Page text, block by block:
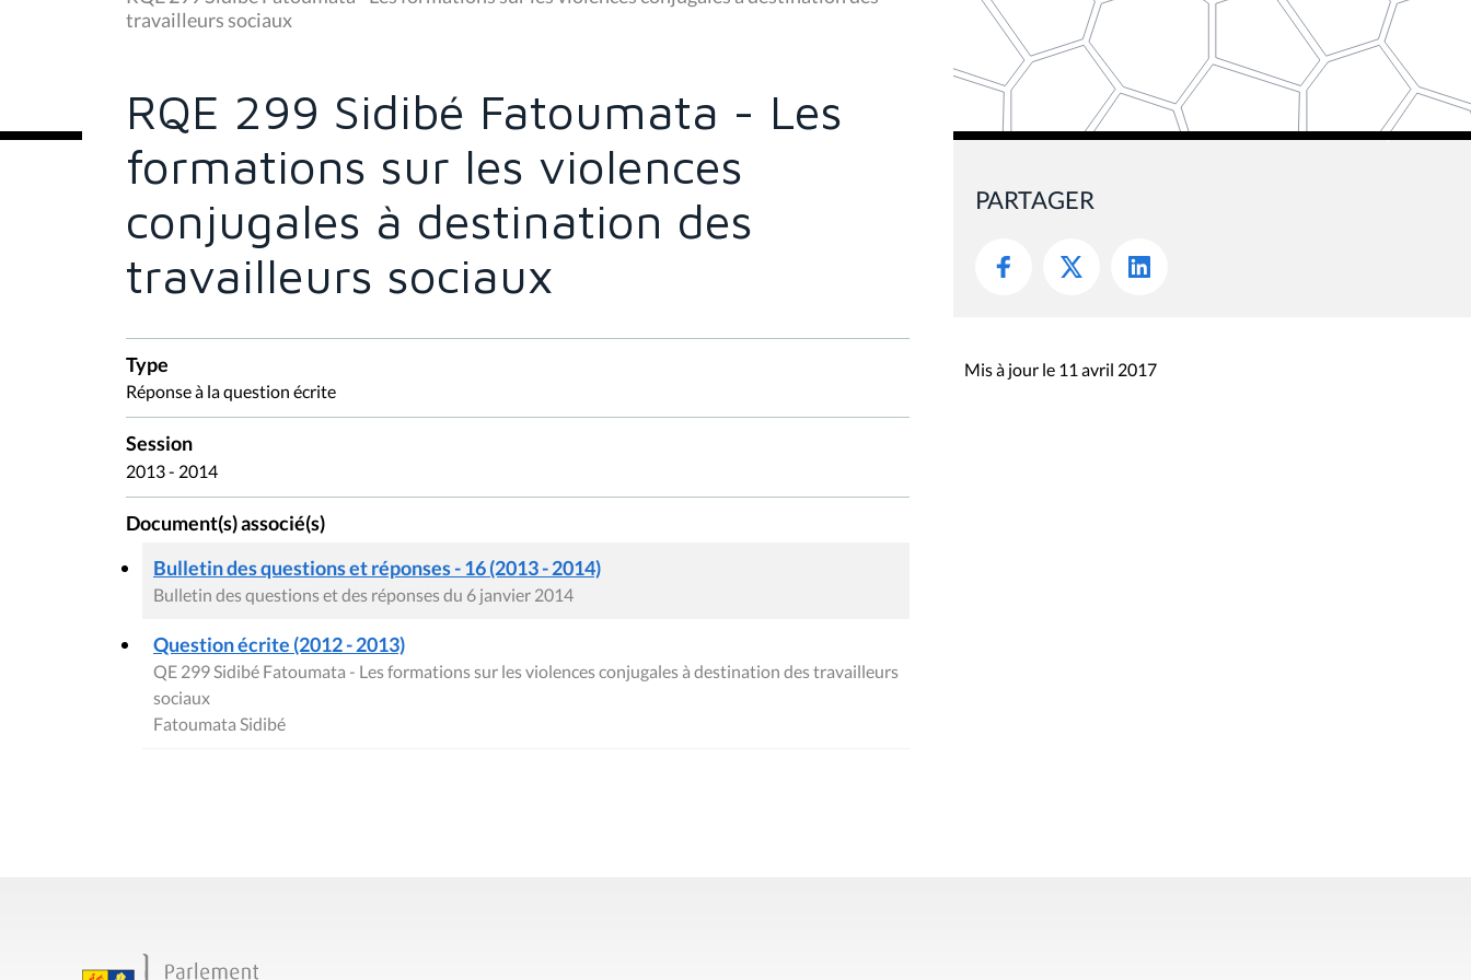
s
ê
:
travailleurs sociaux
RQE 299 Sidibé Fatoumata - Les
formations sur les violences
conjugales à destination des
travailleurs sociaux
Type
Réponse à la question écrite
Session
2013 - 2014
Document(s) associé(s)
Bulletin des questions et réponses - 16 (2013 - 2014)
Bulletin des questions et des réponses du 6 janvier 2014
Question écrite (2012 - 2013)
QE 299 Sidibé Fatoumata - Les formations sur les violences conjugales à destination des travailleurs
sociaux
Fatoumata Sidibé
PARTAGER
Mis à jour le 11 avril 2017